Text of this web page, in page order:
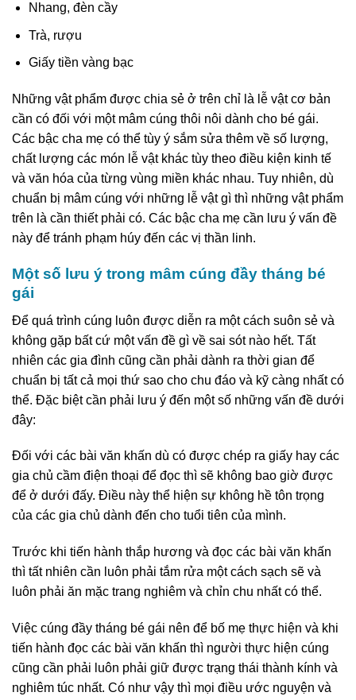
Nhang, đèn cầy
Trà, rượu
Giấy tiền vàng bạc
Những vật phẩm được chia sẻ ở trên chỉ là lễ vật cơ bản
cần có đối với một mâm cúng thôi nôi dành cho bé gái.
Các bậc cha mẹ có thể tùy ý sắm sửa thêm về số lượng,
chất lượng các món lễ vật khác tùy theo điều kiện kinh tế
và văn hóa của từng vùng miền khác nhau. Tuy nhiên, dù
chuẩn bị mâm cúng với những lễ vật gì thì những vật phẩm
trên là cần thiết phải có. Các bậc cha mẹ cần lưu ý vấn đề
này để tránh phạm húy đến các vị thần linh.
Một số lưu ý trong mâm cúng đầy tháng bé
gái
Để quá trình cúng luôn được diễn ra một cách suôn sẻ và
không gặp bất cứ một vấn đề gì về sai sót nào hết. Tất
nhiên các gia đình cũng cần phải dành ra thời gian để
chuẩn bị tất cả mọi thứ sao cho chu đáo và kỹ càng nhất có
thể. Đặc biệt cần phải lưu ý đến một số những vấn đề dưới
đây:
Đối với các bài văn khấn dù có được chép ra giấy hay các
gia chủ cầm điện thoại để đọc thì sẽ không bao giờ được
để ở dưới đấy. Điều này thể hiện sự không hề tôn trọng
của các gia chủ dành đến cho tuổi tiên của mình.
Trước khi tiến hành thắp hương và đọc các bài văn khấn
thì tất nhiên cần luôn phải tắm rửa một cách sạch sẽ và
luôn phải ăn mặc trang nghiêm và chỉn chu nhất có thể.
Việc cúng đầy tháng bé gái nên để bố mẹ thực hiện và khi
tiến hành đọc các bài văn khấn thì người thực hiện cúng
cũng cần phải luôn phải giữ được trạng thái thành kính và
nghiêm túc nhất. Có như vậy thì mọi điều ước nguyện và